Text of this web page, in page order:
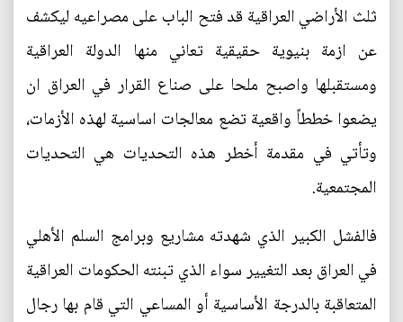
ثلث الأراضي العراقية قد فتح الباب على مصراعيه ليكشف
عن ازمة بنيوية حقيقية تعاني منها الدولة العراقية
ومستقبلها واصبح ملحا على صناع القرار في العراق ان
يضعوا خططاً واقعية تضع معالجات اساسية لهذه الأزمات،
وتأتي في مقدمة أخطر هذه التحديات هي التحديات
المجتمعية.
فالفشل الكبير الذي شهدته مشاريع وبرامج السلم الأهلي
في العراق بعد التغيير سواء الذي تبنته الحكومات العراقية
المتعاقبة بالدرجة الأساسية أو المساعي التي قام بها رجال